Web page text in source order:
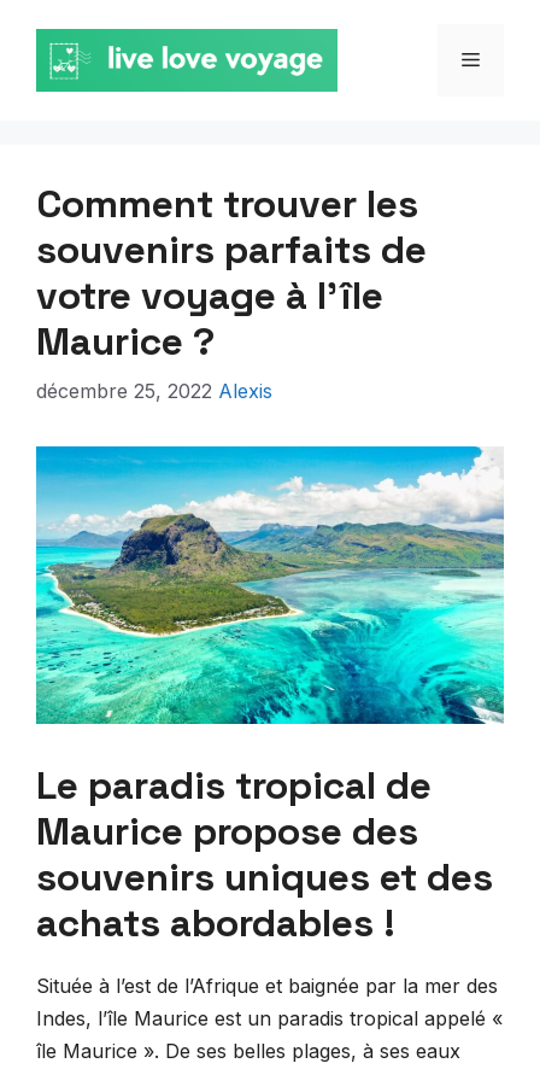
contenu
MENU
Comment trouver les
souvenirs parfaits de
votre voyage à l’île
Maurice ?
décembre 25, 2022 Alexis
Le paradis tropical de
Maurice propose des
souvenirs uniques et des
achats abordables !
Située à l’est de l’Afrique et baignée par la mer des
Indes, l’île Maurice est un paradis tropical appelé «
île Maurice ». De ses belles plages, à ses eaux